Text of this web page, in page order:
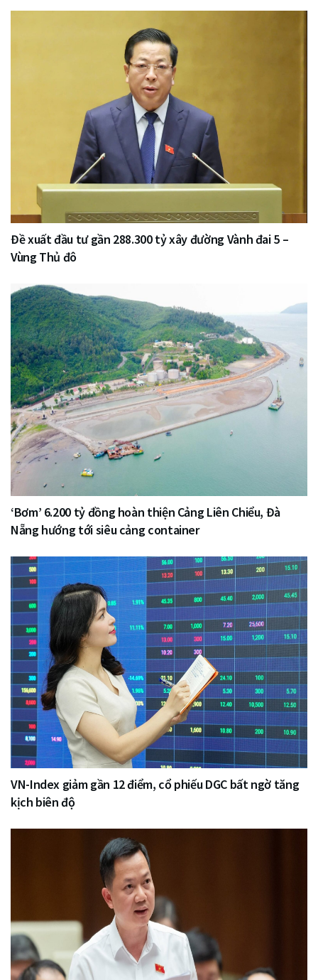
Đề xuất đầu tư gần 288.300 tỷ xây đường Vành đai 5 –
Vùng Thủ đô
‘Bơm’ 6.200 tỷ đồng hoàn thiện Cảng Liên Chiểu, Đà
Nẵng hướng tới siêu cảng container
VN-Index giảm gần 12 điểm, cổ phiếu DGC bất ngờ tăng
kịch biên độ